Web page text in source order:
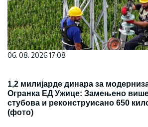
06. 08. 2026 17:08
1,2 милијарде динара за
Огранка ЕД Ужице: Замењено
стубова и реконструисано 650
(фото)